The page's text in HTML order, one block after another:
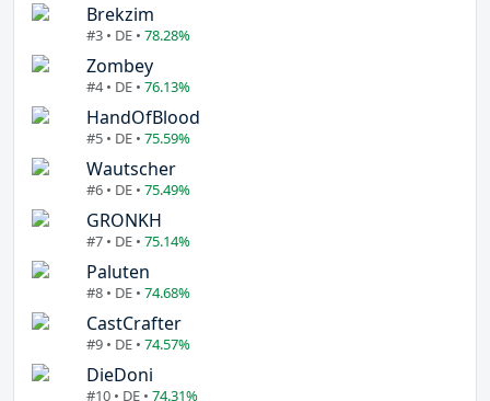
Brekzim
#3 • DE • 78.28%
Zombey
#4 • DE • 76.13%
HandOfBlood
#5 • DE • 75.59%
Wautscher
#6 • DE • 75.49%
GRONKH
#7 • DE • 75.14%
Paluten
#8 • DE • 74.68%
CastCrafter
#9 • DE • 74.57%
DieDoni
#10 • DE • 74.31%